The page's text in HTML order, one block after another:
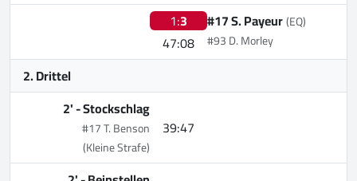
1:3
47:08
#17 S. Payeur(EQ)
#93 D. Morley
2. Drittel
39:47
2' -Stockschlag
#17 T. Benson
(Kleine Strafe)